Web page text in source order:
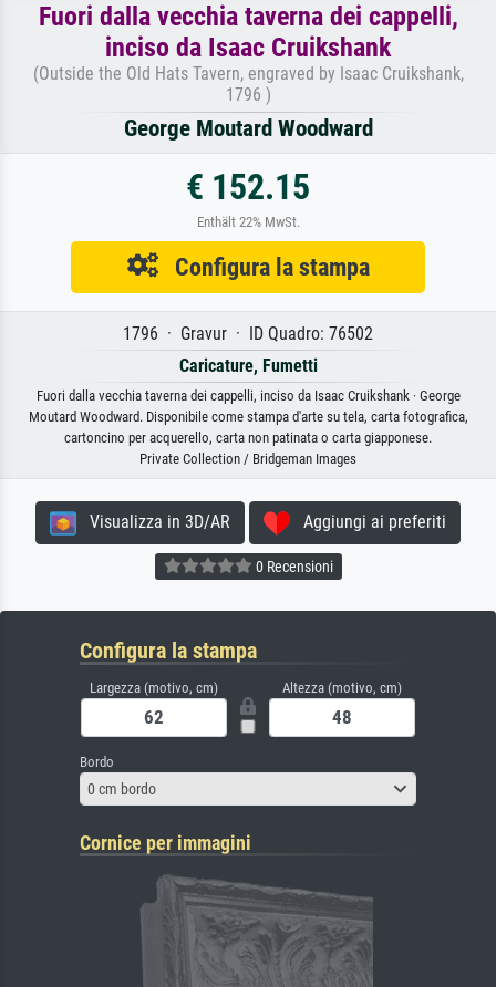
Fuori dalla vecchia taverna dei cappelli,
inciso da Isaac Cruikshank
(Outside the Old Hats Tavern, engraved by Isaac Cruikshank,
1796 )
George Moutard Woodward
€ 152.15
Enthält 22% MwSt.
Configura la stampa
1796 · Gravur · ID Quadro: 76502
Caricature, Fumetti
Fuori dalla vecchia taverna dei cappelli, inciso da Isaac Cruikshank · George
Moutard Woodward. Disponibile come stampa d'arte su tela, carta fotografica,
cartoncino per acquerello, carta non patinata o carta giapponese.
Private Collection / Bridgeman Images
Visualizza in 3D/AR Aggiungi ai preferiti
0 Recensioni
Configura la stampa
Largezza (motivo, cm) Altezza (motivo, cm)
Bordo
0 cm bordo
Cornice per immagini